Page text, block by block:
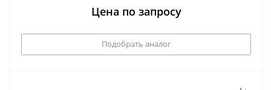
Цена по запросу
Подобрать аналог